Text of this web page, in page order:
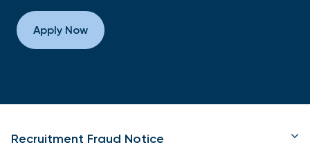
Apply Now
Recruitment Fraud Notice